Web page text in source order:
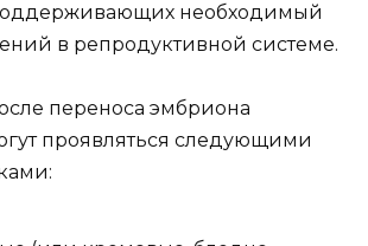
необходимый
в репродуктивной системе.
переноса эмбриона
проявляться следующими